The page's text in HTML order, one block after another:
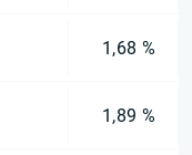
1,68 %
1,89 %